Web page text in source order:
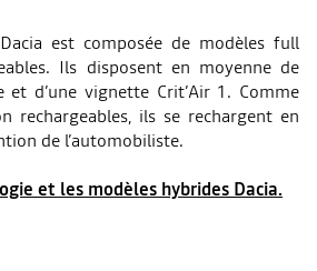
est composée de modèles full
Ils disposent en moyenne de
et d’une vignette Crit’Air 1. Comme
rechargeables, ils se rechargent en
de l’automobiliste.
et les modèles hybrides Dacia.